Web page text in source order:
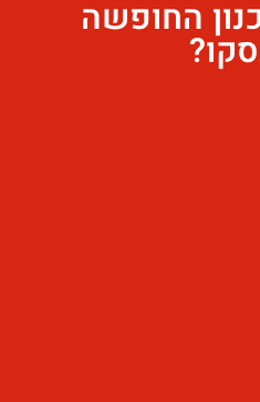
החופשה